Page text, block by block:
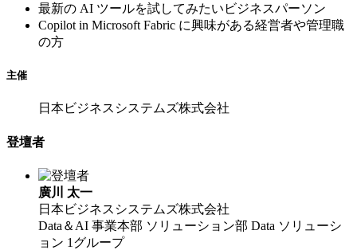
最新の AI ツールを試してみたいビジネスパーソン
Copilot in Microsoft Fabric に興味がある経営者や管理職
の方
主催
日本ビジネスシステムズ株式会社
登壇者
廣川 太一
日本ビジネスシステムズ株式会社
Data＆AI 事業本部 ソリューション部 Data ソリューシ
ョン 1グループ